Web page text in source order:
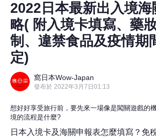
2022日本最新出入境海
略( 附入境卡填寫、藥
制、違禁食品及疫情期
定)
窩日本Wow-Japan
發布於 2022年3月7日01:13
想好好享受旅行前，要先來一場像是闖關遊戲的
境的流程是什麼?
日本入境卡及海關申報表怎麼填寫？免